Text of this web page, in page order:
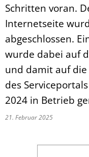
Schritten voran.
Internetseite
abgeschlossen.
wurde dabei auf
und damit auf
des
2024 in Betrieb
21. Februar 2025